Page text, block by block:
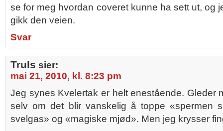
se for meg hvordan coveret kunne ha sett ut, og
gikk den veien.
Svar
Truls sier:
mai 21, 2010, kl. 8:23 pm
Jeg synes Kvelertak er helt enestående. Gleder
selv om det blir vanskelig å toppe «spermen
svelgas» og «magiske mjød». Men jeg krysser